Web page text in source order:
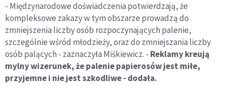
- Międzynarodowe doświadczenia potwierdzają, że
kompleksowe zakazy w tym obszarze prowadzą do
zmniejszenia liczby osób rozpoczynających palenie,
szczególnie wśród młodzieży, oraz do zmniejszania liczby
osób palących - zaznaczyła Miśkiewicz. - Reklamy kreują
mylny wizerunek, że palenie papierosów jest miłe,
przyjemne i nie jest szkodliwe - dodała.